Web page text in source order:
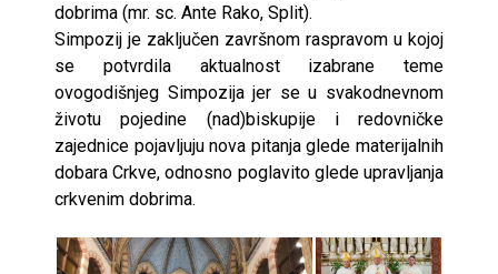
dobrima (mr. sc. Ante Rako, Split).
Simpozij je zaključen završnom raspravom u kojoj
se potvrdila aktualnost izabrane teme
ovogodišnjeg Simpozija jer se u svakodnevnom
životu pojedine (nad)biskupije i redovničke
zajednice pojavljuju nova pitanja glede materijalnih
dobara Crkve, odnosno poglavito glede upravljanja
crkvenim dobrima.